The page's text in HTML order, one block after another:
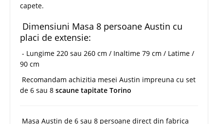
capete.
Dimensiuni Masa 8 persoane Austin cu
placi de extensie:
- Lungime 220 sau 260 cm / Inaltime 79 cm / Latime /
90 cm
Recomandam achizitia mesei Austin impreuna cu set
de 6 sau 8 scaune tapitate Torino
Masa Austin de 6 sau 8 persoane direct din fabrica